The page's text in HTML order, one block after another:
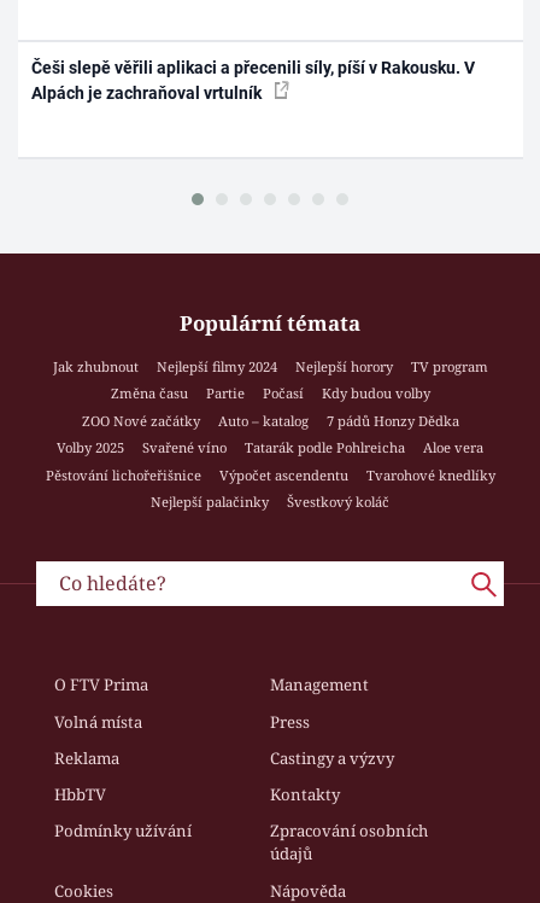
Češi slepě věřili aplikaci a přecenili síly, píší v Rakousku. V
Alpách je zachraňoval vrtulník
Populární témata
Jak zhubnout Nejlepší filmy 2024 Nejlepší horory
TV program
Změna času
Partie Počasí
Kdy budou volby
ZOO Nové začátky
Auto – katalog
7 pádů Honzy Dědka
Volby 2025
Svařené víno Tatarák podle Pohlreicha
Aloe vera
Pěstování lichořeřišnice
Výpočet ascendentu
Tvarohové knedlíky
Nejlepší palačinky
Švestkový koláč
O FTV Prima
Management
Volná místa
Press
Reklama
Castingy a výzvy
HbbTV
Kontakty
Podmínky užívání
Zpracování osobních
údajů
Cookies
Nápověda